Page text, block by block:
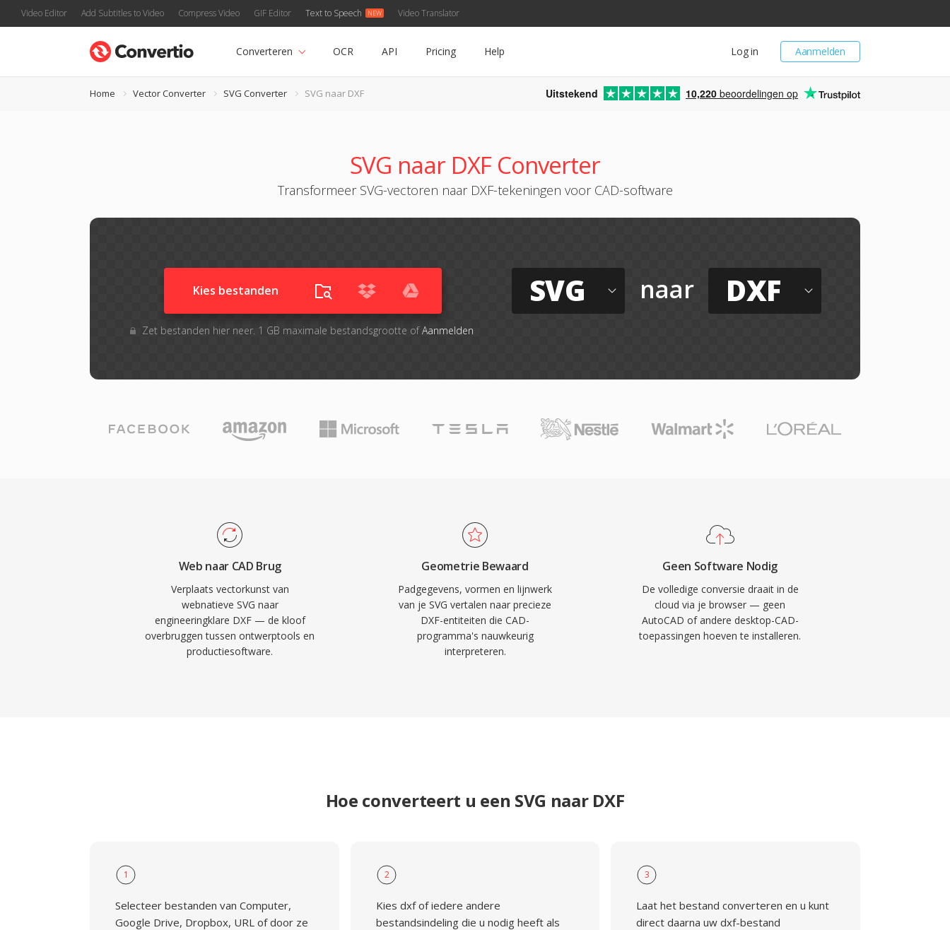
Video Editor Add Subtitles to Video Compress Video GIF Editor Text to Speech Video Translator
Aanmelden
Log in
Converteren OCR API Pricing Help
Home Vector Converter SVG Converter SVG naar DXF Uitstekend 10,220 beoordelingen op
SVG naar DXF Converter
Transformeer SVG-vectoren naar DXF-tekeningen voor CAD-software
Kies bestanden
Zet bestanden hier neer. 1 GB maximale bestandsgrootte ofAanmelden
SVG naar DXF
Web naar CAD Brug
Verplaats vectorkunst van
webnatieve SVG naar
engineeringklare DXF — de kloof
overbruggen tussen ontwerptools en
productiesoftware.
Geometrie Bewaard
Padgegevens, vormen en lijnwerk
van je SVG vertalen naar precieze
DXF-entiteiten die CAD-
programma's nauwkeurig
interpreteren.
Geen Software Nodig
De volledige conversie draait in de
cloud via je browser — geen
AutoCAD of andere desktop-CAD-
toepassingen hoeven te installeren.
Hoe converteert u een SVG naar DXF
1
Selecteer bestanden van Computer,
Google Drive, Dropbox, URL of door ze
2
Kies dxf of iedere andere
bestandsindeling die u nodig heeft als
3
Laat het bestand converteren en u kunt
direct daarna uw dxf-bestand